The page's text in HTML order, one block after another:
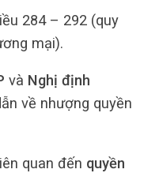
284 – 292 (quy
mại).
và Nghị định
về nhượng quyền
quan đến quyền